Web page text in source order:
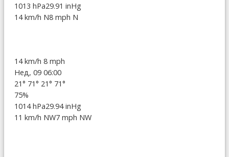
1013 hPa29.91 inHg
14 km/h N8 mph N
14 km/h 8 mph
Нед, 09 06:00
21° 71° 21° 71°
75%
1014 hPa29.94 inHg
11 km/h NW7 mph NW